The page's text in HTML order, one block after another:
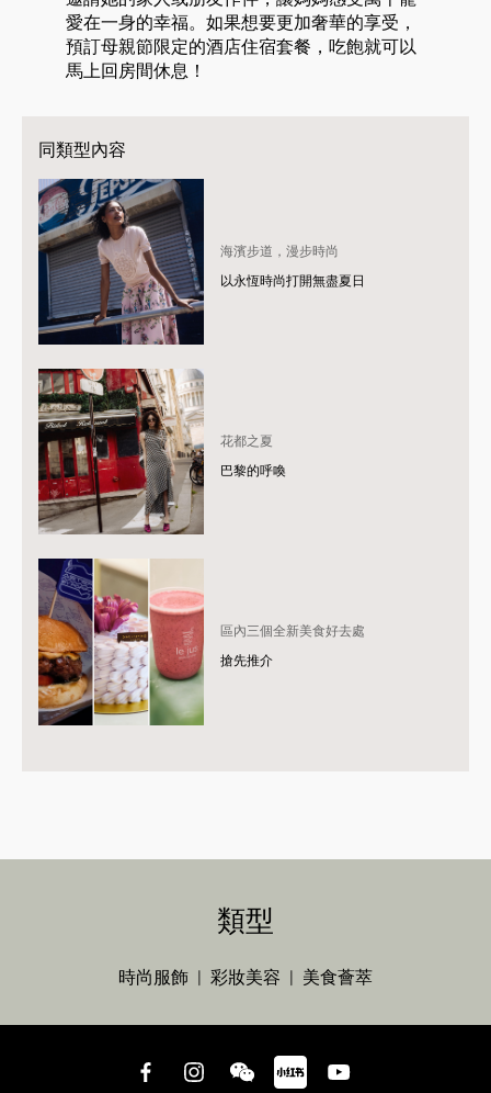
愛在一身的幸福。如果想要更加奢華的享受，
預訂母親節限定的酒店住宿套餐，吃飽就可以
馬上回房間休息！
同類型內容
海濱步道，漫步時尚
以永恆時尚打開無盡夏日
花都之夏
巴黎的呼喚
區內三個全新美食好去處
搶先推介
類型
時尚服飾 彩妝美容 美食薈萃